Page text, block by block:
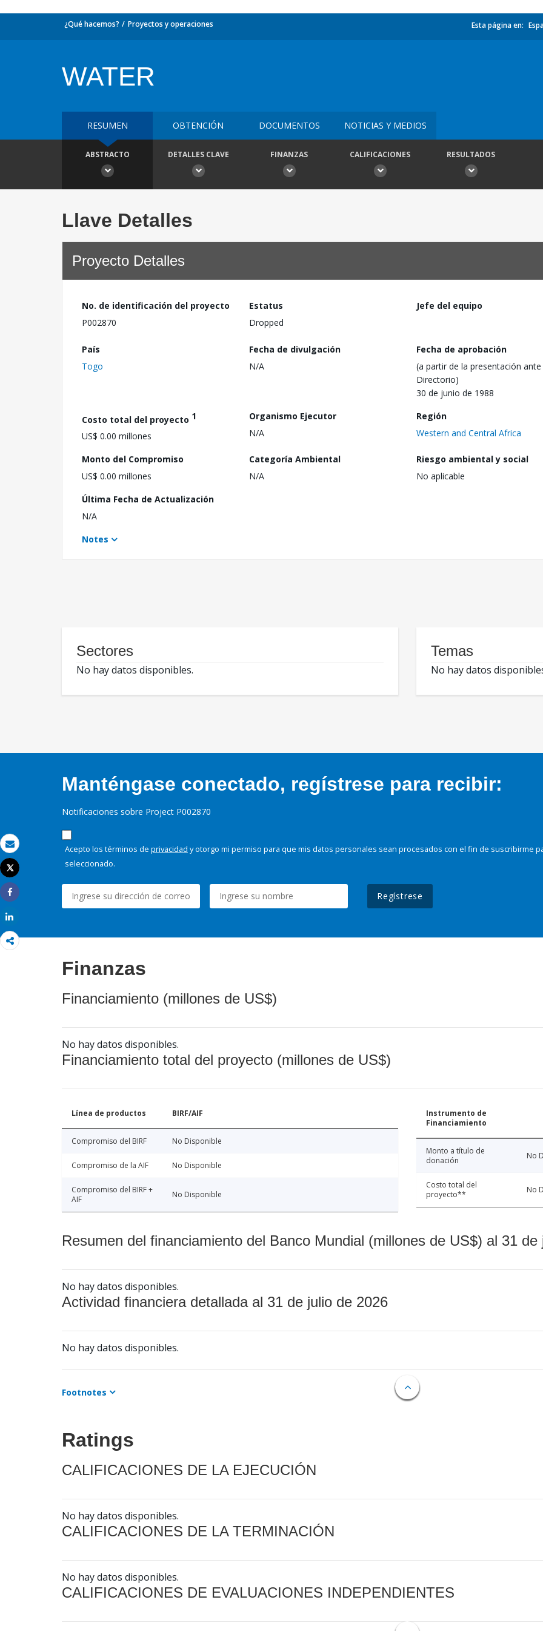
Correo electrónico
Imprimir
Tweet
Share
¿Qué hacemos? Proyectos y operaciones Esta página en:
WATER
RESUMEN OBTENCIÓN DOCUMENTOS NOTICIAS Y MEDIOS
ABSTRACTO DETALLES CLAVE FINANZAS CALIFICACIONES RESULTADOS
Llave Detalles
Proyecto Detalles
No. de identificación del proyecto
P002870
Estatus
Dropped
Jefe del equipo
País
Togo
Fecha de divulgación
N/A
Fecha de aprobación
(a partir de la presentación ante
Directorio)
30 de junio de 1988
Costo total del proyecto 1
US$ 0.00 millones
Organismo Ejecutor
N/A
Región
Western and Central Africa
Monto del Compromiso
US$ 0.00 millones
Categoría Ambiental
N/A
Riesgo ambiental y social
No aplicable
Última Fecha de Actualización
N/A
Notes
Sectores
No hay datos disponibles.
Temas
No hay datos
Manténgase conectado, regístrese para recibir:
Notificaciones sobre Project P002870
Acepto los términos de privacidad y otorgo mi permiso para que mis datos personales sean procesados con el fin de suscribirme
seleccionado.
Regístrese
Finanzas
Financiamiento (millones de US$)
No hay datos disponibles.
Financiamiento total del proyecto (millones de US$)
Línea de productos BIRF/AIF
Compromiso del BIRF No Disponible
Compromiso de la AIF No Disponible
Compromiso del BIRF +
AIF
No Disponible
Instrumento de
Financiamiento
Monto a título de
donación
No
Costo total del
proyecto**
No
Resumen del financiamiento del Banco Mundial (millones de US$) al 31 de
No hay datos disponibles.
Actividad financiera detallada al 31 de julio de 2026
No hay datos disponibles.
Footnotes
Ratings
CALIFICACIONES DE LA EJECUCIÓN
No hay datos disponibles.
CALIFICACIONES DE LA TERMINACIÓN
No hay datos disponibles.
CALIFICACIONES DE EVALUACIONES INDEPENDIENTES